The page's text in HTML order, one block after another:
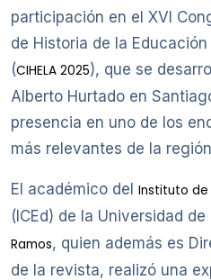
participación en el XVI
de Historia de la
(CIHELA 2025), que se
Alberto Hurtado en
presencia en uno de los
más relevantes de la
El académico del Instituto de
(ICEd) de la Universidad de
Ramos, quien además es
de la revista, realizó una